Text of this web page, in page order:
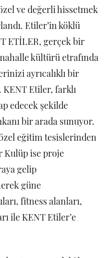
ve değerli hissetmek
Etiler’in köklü
ETİLER, gerçek bir
kültürü etrafında
ayrıcalıklı bir
Etiler, farklı
edecek şekilde
bir arada sunuyor.
eğitim tesislerinden
Kulüp ise proje
gelip
güne
fitness alanları,
ile KENT Etiler’e